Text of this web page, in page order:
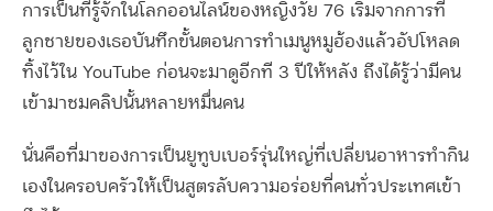
การเป็นที่รู้จักในโลกออนไลน์ของหญิงวัย 76 เริ่มจากการที่
ลูกชายของเธอบันทึกขั้นตอนการทำเมนูหมูฮ้องแล้วอัปโหลด
ทิ้งไว้ใน YouTube ก่อนจะมาดูอีกที 3 ปีให้หลัง ถึงได้รู้ว่ามีคน
เข้ามาชมคลิปนั้นหลายหมื่นคน
นั่นคือที่มาของการเป็นยูทูบเบอร์รุ่นใหญ่ที่เปลี่ยนอาหารทำกิน
เองในครอบครัวให้เป็นสูตรลับความอร่อยที่คนทั่วประเทศเข้า